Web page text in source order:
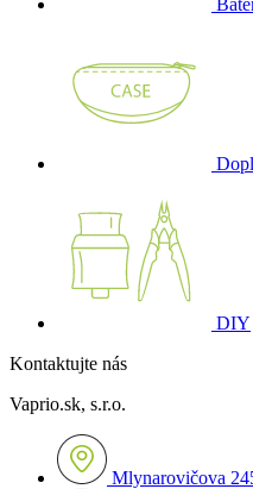
DIY
Kontaktujte nás
Vaprio.sk, s.r.o.
Mlynarovičova